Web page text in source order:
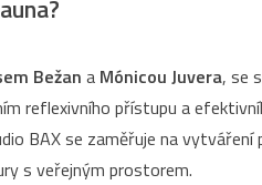
Bežan a Mónicou Juvera, se
reflexivního přístupu a
BAX se zaměřuje na
s veřejným prostorem.